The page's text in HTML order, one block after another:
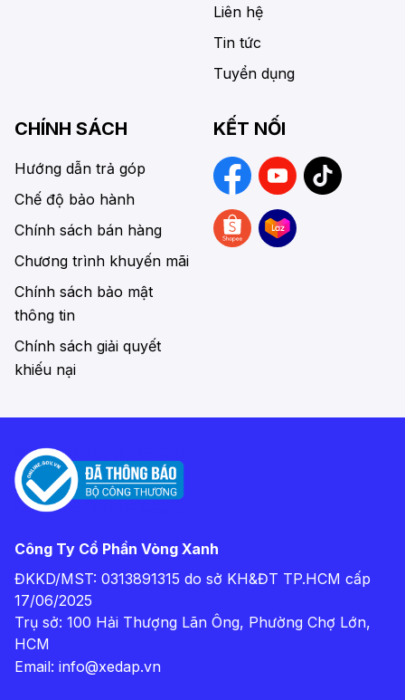
Liên hệ
Tin tức
Tuyển dụng
CHÍNH SÁCH
Hướng dẫn trả góp
Chế độ bảo hành
Chính sách bán hàng
Chương trình khuyến mãi
Chính sách bảo mật
thông tin
Chính sách giải quyết
khiếu nại
KẾT NỐI
Công Ty Cổ Phần Vòng Xanh
ĐKKD/MST: 0313891315 do sở KH&ĐT TP.HCM cấp
17/06/2025
Trụ sở: 100 Hải Thượng Lãn Ông, Phường Chợ Lớn,
HCM
Email: info@xedap.vn